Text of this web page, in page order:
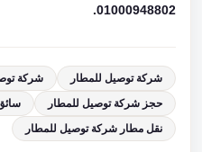
01000948802.
شركة توصيل للمطار
شركة
حجز شركة توصيل للمطار
سائق
نقل مطار شركة توصيل للمطار